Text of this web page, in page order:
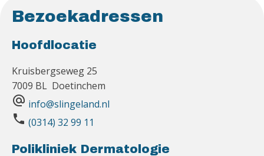
Bezoekadressen
Hoofdlocatie
Kruisbergseweg 25
7009 BL Doetinchem
alternate_email info@slingeland.nl
phone (0314) 32 99 11
Polikliniek Dermatologie